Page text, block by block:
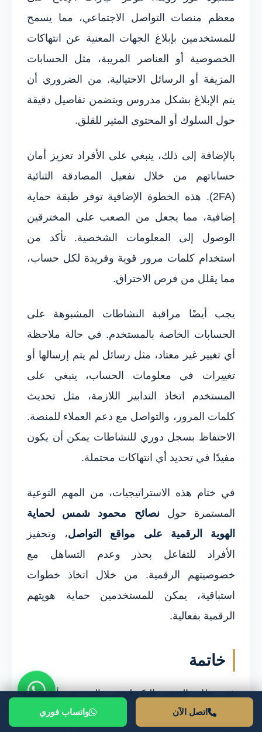
معظم منصات التواصل الاجتماعي، مما يسمح
للمستخدمين بإبلاغ الجهات المعنية عن انتهاكات
الخصوصية أو العناصر المريبة، مثل الحسابات
المزيفة أو الرسائل الاحتيالية. من الضروري أن
يتم الإبلاغ بشكل مدروس ويتضمن تفاصيل دقيقة
حول السلوك أو المحتوى المثير للقلق.
بالإضافة إلى ذلك، ينبغي على الأفراد تعزيز أمان
حساباتهم من خلال تفعيل المصادقة الثنائية
(2FA). هذه الخطوة الإضافية توفر طبقة حماية
إضافية، مما يجعل من الصعب على المخترقين
الوصول إلى المعلومات الشخصية. تأكد من
استخدام كلمات مرور قوية وفريدة لكل حساب،
مما يقلل من فرص الاختراق.
يجب أيضًا مراقبة النشاطات المشبوهة على
الحسابات الخاصة بالمستخدم. في حالة ملاحظة
أي تغيير غير معتاد، مثل رسائل لم يتم إرسالها أو
تغييرات في معلومات الحساب، ينبغي على
المستخدم اتخاذ التدابير اللازمة، مثل تحديث
كلمات المرور، والتواصل مع دعم العملاء للمنصة.
الاحتفاظ بسجل دوري للنشاطات يمكن أن يكون
مفيدًا في تحديد أي انتهاكات محتملة.
في ختام هذه الاستراتيجيات، من المهم التوعية
المستمرة حولنصائح محمود شمس لحماية
الهوية الرقمية على مواقع التواصل، وتحفيز
الأفراد للتفاعل بحذر وعدم التساهل مع
خصوصيتهم الرقمية. من خلال اتخاذ خطوات
استباقية، يمكن للمستخدمين حماية هويتهم
الرقمية بفعالية.
خاتمة
في ظل التقدم التكنولوجي السريع، أصبحت
حماية الهوية الرقمية على مواقع التواصل
اتصل الآن واتساب فوري